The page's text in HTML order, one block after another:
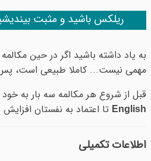
ریلکس باشید و مثبت
به یاد داشته باشید اگر در حین
مهمی نیست... کاملا طبیعی است،
قبل از شروع هر مکالمه سه بار به خود
English تا اعتماد به نفستان افزایش
اطلاعات تکمیلی